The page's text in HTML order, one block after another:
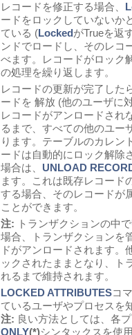
レコードを修正する場合、
ードをロックしていないか
ている (LockedがTrueを返
ンドでロードし、そのレコ
べます。レコードがロック
の処理を繰り返します。
レコードの更新が完了した
ードを 解放 (他のユーザに
レコードがアンロードされ
るまで、すべての他のユー
ります。テーブルのカレン
ードは自動的にロック解除
場合は、 UNLOAD
ます。これは既存レコード
する場合、そのレコードが
ことができます。
注: トランザクションの中で
場合、トランザクションを
ドがアンロードされます。
ックされたままとなり、ト
れるまで維持されます。
LOCKED ATTRIBUTESコ
ているユーザやプロセスを
注: 良い方法としては、各
ONLY(*)シンタックスを使